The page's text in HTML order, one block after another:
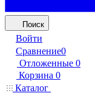
Поиск
Войти
Сравнение0
Отложенные 0
Корзина 0
Каталог